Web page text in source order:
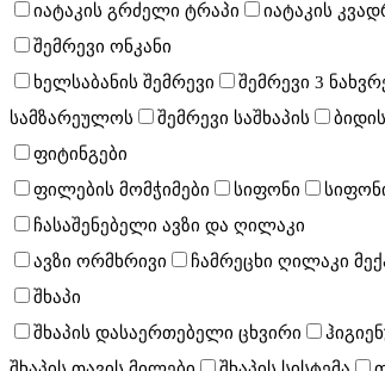
იატაკის გრძელი ტრაპი
იატაკის
შემრევი ონკანი
ხელსაბანის შემრევი
შემრევი 3
სამზარეულოს
შემრევი საშხაპის
ფიტინგები
ფილების მომჭიმები
სიფონი
ჩასაშენებელი ავზი და ღილაკი
ავზი ორმხრივი
ჩამრეცხი ღილაკი
შხაპი
შხაპის დასაერთებელი ცხვირი